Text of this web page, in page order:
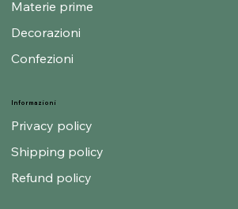
Informazioni
Privacy policy
Shipping policy
Paste aromatizzanti
Materie prime
Decorazioni